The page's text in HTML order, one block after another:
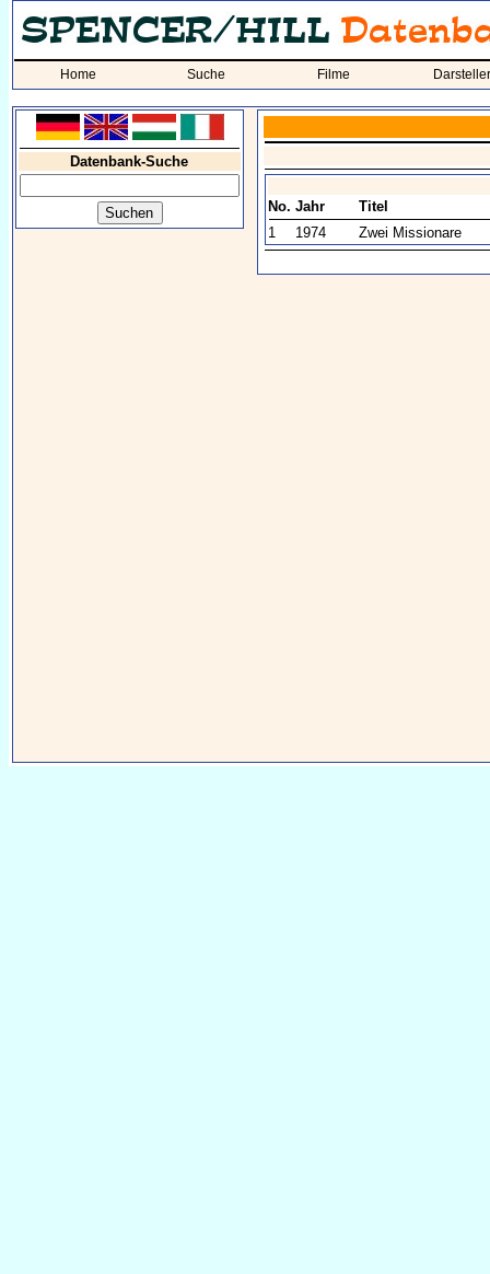
Home Suche Filme Darsteller
Datenbank-Suche
No. Jahr
Titel
1
1974 Zwei Missionare